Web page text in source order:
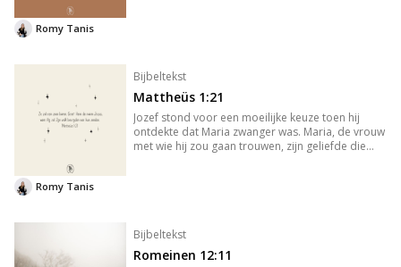
Romy Tanis
Bijbeltekst
Mattheüs 1:21
Jozef stond voor een moeilijke keuze toen hij
ontdekte dat Maria zwanger was. Maria, de vrouw
met wie hij zou gaan trouwen, zijn geliefde die
Romy Tanis
Bijbeltekst
Romeinen 12:11